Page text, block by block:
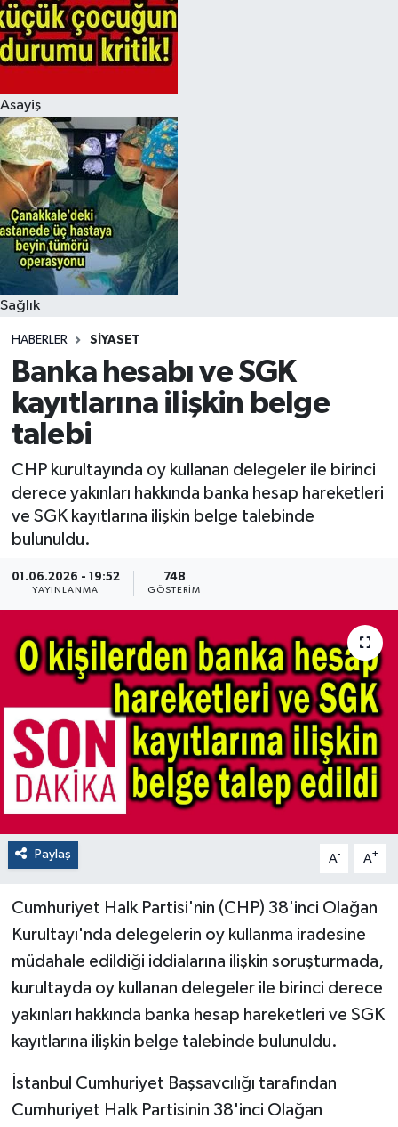
Asayiş
Sağlık
HABERLER SIYASET
Banka hesabı ve SGK
kayıtlarına ilişkin belge
talebi
CHP kurultayında oy kullanan delegeler ile birinci
derece yakınları hakkında banka hesap hareketleri
ve SGK kayıtlarına ilişkin belge talebinde
bulunuldu.
01.06.2026 - 19:52
YAYINLANMA
748
GÖSTERIM
Paylaş A- A+
Cumhuriyet Halk Partisi'nin (CHP) 38'inci Olağan
Kurultayı'nda delegelerin oy kullanma iradesine
müdahale edildiği iddialarına ilişkin soruşturmada,
kurultayda oy kullanan delegeler ile birinci derece
yakınları hakkında banka hesap hareketleri ve SGK
kayıtlarına ilişkin belge talebinde bulunuldu.
İstanbul Cumhuriyet Başsavcılığı tarafından
Cumhuriyet Halk Partisinin 38'inci Olağan